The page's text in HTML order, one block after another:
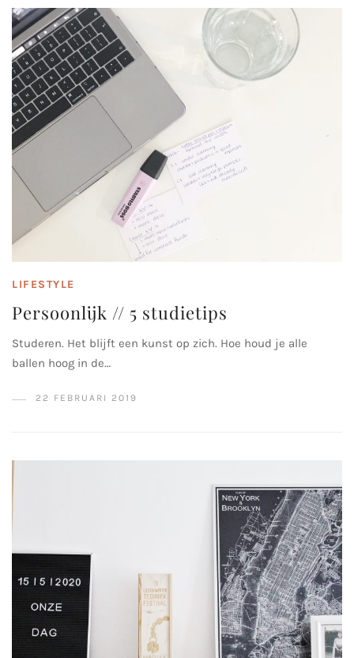
LIFESTYLE
Persoonlijk // 5 studietips
Studeren. Het blijft een kunst op zich. Hoe houd je alle
ballen hoog in de…
22 FEBRUARI 2019